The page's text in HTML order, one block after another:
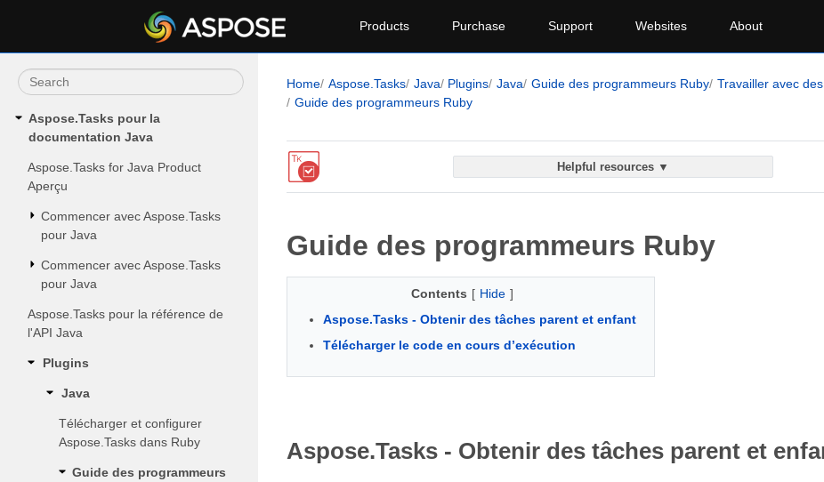
Products Purchase Support Websites About
Aspose.Tasks pour la
documentation Java
Aspose.Tasks for Java Product
Aperçu
Commencer avec Aspose.Tasks
pour Java
Commencer avec Aspose.Tasks
pour Java
Aspose.Tasks pour la référence de
l'API Java
Plugins
Java
Télécharger et configurer
Aspose.Tasks dans Ruby
Guide des programmeurs
Home Aspose.Tasks Java Plugins Java Guide des programmeurs Ruby Travailler avec
Guide des programmeurs Ruby
Helpful resources ▼
Guide des programmeurs Ruby
Contents [ Hide ]
Aspose.Tasks - Obtenir des tâches parent et enfant
Télécharger le code en cours d’exécution
Aspose.Tasks - Obtenir des tâches parent et